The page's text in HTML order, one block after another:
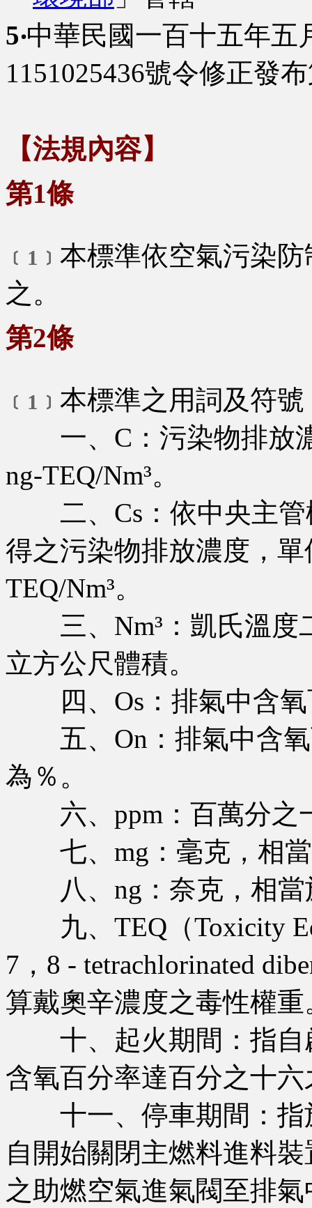
5‧中華民國一百十五年五
1151025436號令修正發
【法規內容】
第1條
﹝1﹞ 本標準依空氣污染防
之。
第2條
﹝1﹞ 本標準之用詞及符
一、C：污染物排放濃
ng-TEQ/Nm³。
二、Cs：依中央主管
得之污染物排放濃度，單
TEQ/Nm³。
三、Nm³：凱氏溫度
立方公尺體積。
四、Os：排氣中含氧
五、On：排氣中含氧
為％。
六、ppm：百萬分之
七、mg：毫克，相當
八、ng：奈克，相當
九、TEQ（Toxicity
7，8 - tetrachlorinated
算戴奧辛濃度之毒性權重
十、起火期間：指自
含氧百分率達百分之十
十一、停車期間：指
自開始關閉主燃料進料
之助燃空氣進氣閥至排